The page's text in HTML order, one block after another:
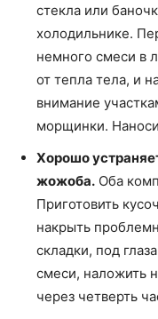
стекла или
холодильнике.
немного смеси в
от тепла тела, и
внимание
морщинки.
Хорошо
жожоба. Оба
Приготовить
накрыть
складки, под
смеси, наложить
через четверть